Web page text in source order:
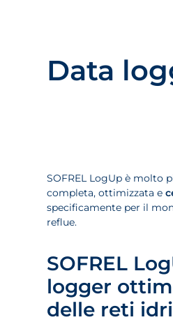
Data
SOFREL LogUp è molto
completa, ottimizzata e
specificamente per il
reflue.
SOFREL
logger
delle reti